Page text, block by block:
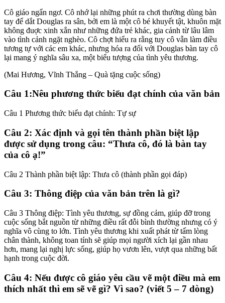
Cô giáo ngẩn ngơ. Cô nhớ lại những phút ra chơi thường dùng bàn
tay để dắt Douglas ra sân, bởi em là một cô bé khuyết tật, khuôn mặt
không đuợc xinh xắn như những đứa trẻ khác, gia cảnh từ lâu lâm
vào tình cảnh ngặt nghèo. Cô chợt hiểu ra rằng tuy cô vẫn làm điều
tương tự với các em khác, nhưng hóa ra đối với Douglas bàn tay cô
lại mang ý nghĩa sâu xa, một biểu tượng của tình yêu thương.
(Mai Hương, Vĩnh Thắng – Quà tặng cuộc sống)
Câu 1:Nêu phương thức biểu đạt chính của văn bản
Câu 1 Phương thức biểu đạt chính: Tự sự
Câu 2: Xác định và gọi tên thành phần biệt lập
được sử dụng trong câu: “Thưa cô, đó là bàn tay
của cô ạ!”
Câu 2 Thành phần biệt lập: Thưa cô (thành phần gọi đáp)
Câu 3: Thông điệp của văn bản trên là gì?
Câu 3 Thông điệp: Tình yêu thương, sự đồng cảm, giúp đỡ trong
cuộc sống bắt nguồn từ những điều rất đỗi bình thường nhưng có ý
nghĩa vô cùng to lớn. Tình yêu thương khi xuất phát từ tấm lòng
chân thành, không toan tính sẽ giúp mọi người xích lại gần nhau
hơn, mang lại nghị lực sống, giúp họ vươn lên, vượt qua những bất
hạnh trong cuộc đời.
Câu 4: Nếu được cô giáo yêu cầu vẽ một điều mà em
thích nhất thì em sẽ vẽ gì? Vì sao? (viết 5 – 7 dòng)